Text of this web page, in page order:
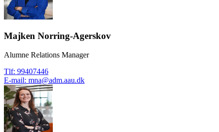
Majken Norring-Agerskov
Alumne Relations Manager
Tlf: 99407446
E-mail: mna@adm.aau.dk